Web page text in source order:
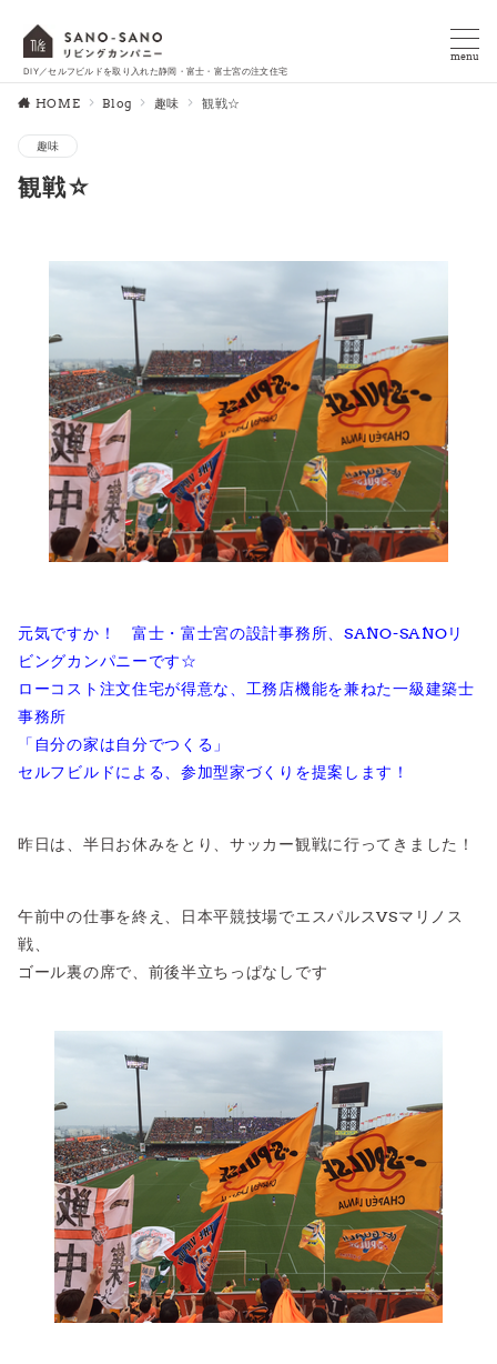
menu
DIY／セルフビルドを取り入れた静岡・富士・富士宮の注文住宅
HOME Blog 趣味 観戦☆
趣味
観戦☆
元気ですか！ 富士・富士宮の設計事務所、SANO-SANOリ
ビングカンパニーです☆
ローコスト注文住宅が得意な、工務店機能を兼ねた一級建築士
事務所
「自分の家は自分でつくる」
セルフビルドによる、参加型家づくりを提案します！
昨日は、半日お休みをとり、サッカー観戦に行ってきました！
午前中の仕事を終え、日本平競技場でエスパルスVSマリノス
戦、
ゴール裏の席で、前後半立ちっぱなしです